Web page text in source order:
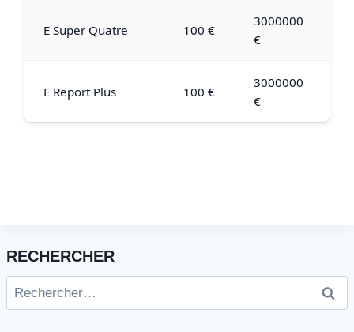
E Super Quatre 100 €
3000000
€
E Report Plus 100 €
3000000
€
RECHERCHER
Rechercher :